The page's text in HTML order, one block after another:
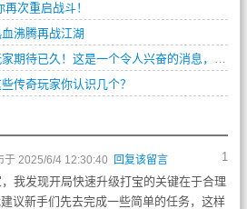
次重启战斗！
沸腾再战江湖
1.76传奇版本再度来袭，玩家期待已久！这是一个令人兴奋的消息，许多老玩家都在翘首以待这个版本的到来。
传奇玩家你认识几个？
1
于 2025/6/4 12:30:40 回复该留言
我发现开局快速升级打宝的关键在于合理
议新手们先去完成一些简单的任务，这样